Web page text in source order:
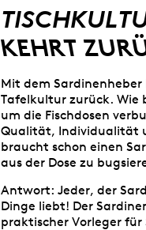
KEHRT
Mit dem Sardinenheber
Tafelkultur zurück. Wie
um die Fischdosen
Qualität, Individualität
braucht schon einen
aus der Dose zu
Antwort: Jeder, der
Dinge liebt! Der
praktischer Vorleger für